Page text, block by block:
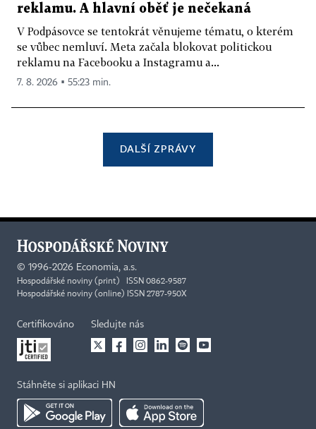
reklamu. A hlavní oběť je nečekaná
V Podpásovce se tentokrát věnujeme tématu, o kterém
se vůbec nemluví. Meta začala blokovat politickou
reklamu na Facebooku a Instagramu a...
7. 8. 2026 ▪ 55:23 min.
DALŠÍ ZPRÁVY
© 1996-2026 Economia, a.s.
Hospodářské noviny (print) ISSN 0862-9587
Hospodářské noviny (online) ISSN 2787-950X
Certifikováno Sledujte nás
Stáhněte si aplikaci HN